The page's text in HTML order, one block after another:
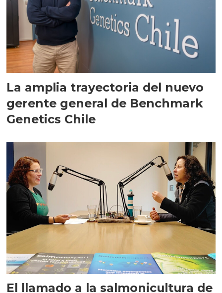
La amplia trayectoria del nuevo
gerente general de Benchmark
Genetics Chile
El llamado a la salmonicultura de